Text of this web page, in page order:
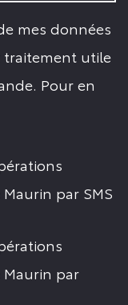
mes données
utile
Pour en
par SMS
par